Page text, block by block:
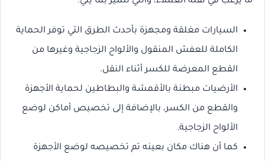
السيارات مغلقة ومجهزة بأحدث الطرق التي توفر الحماية
الكاملة للعفش المنقول والألواح الزجاجية وغيرها من
القطع المعرضة للكسر أثناء النقل.
الأرضيات مبطنة بالأقمشة والبطاطين لحماية الأجهزة
والقطع من الكسر، بالإضافة إلى تخصيص أماكن لوضع
الألواح الزجاجية.
كما أن هناك مكان بعينه تم تخصيصه لوضع الأجهزة